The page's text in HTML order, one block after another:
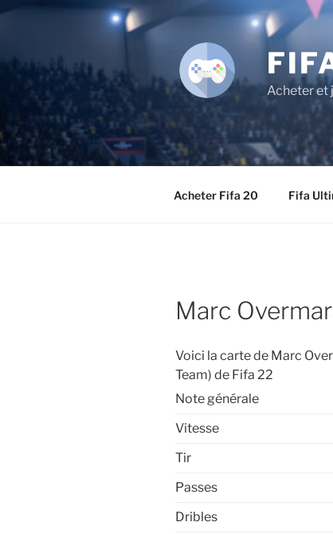
principal
Acheter et
Acheter Fifa 20 Fifa
Marc
Voici la carte de Marc
Team) de Fifa 22
Note générale
Vitesse
Tir
Passes
Dribles